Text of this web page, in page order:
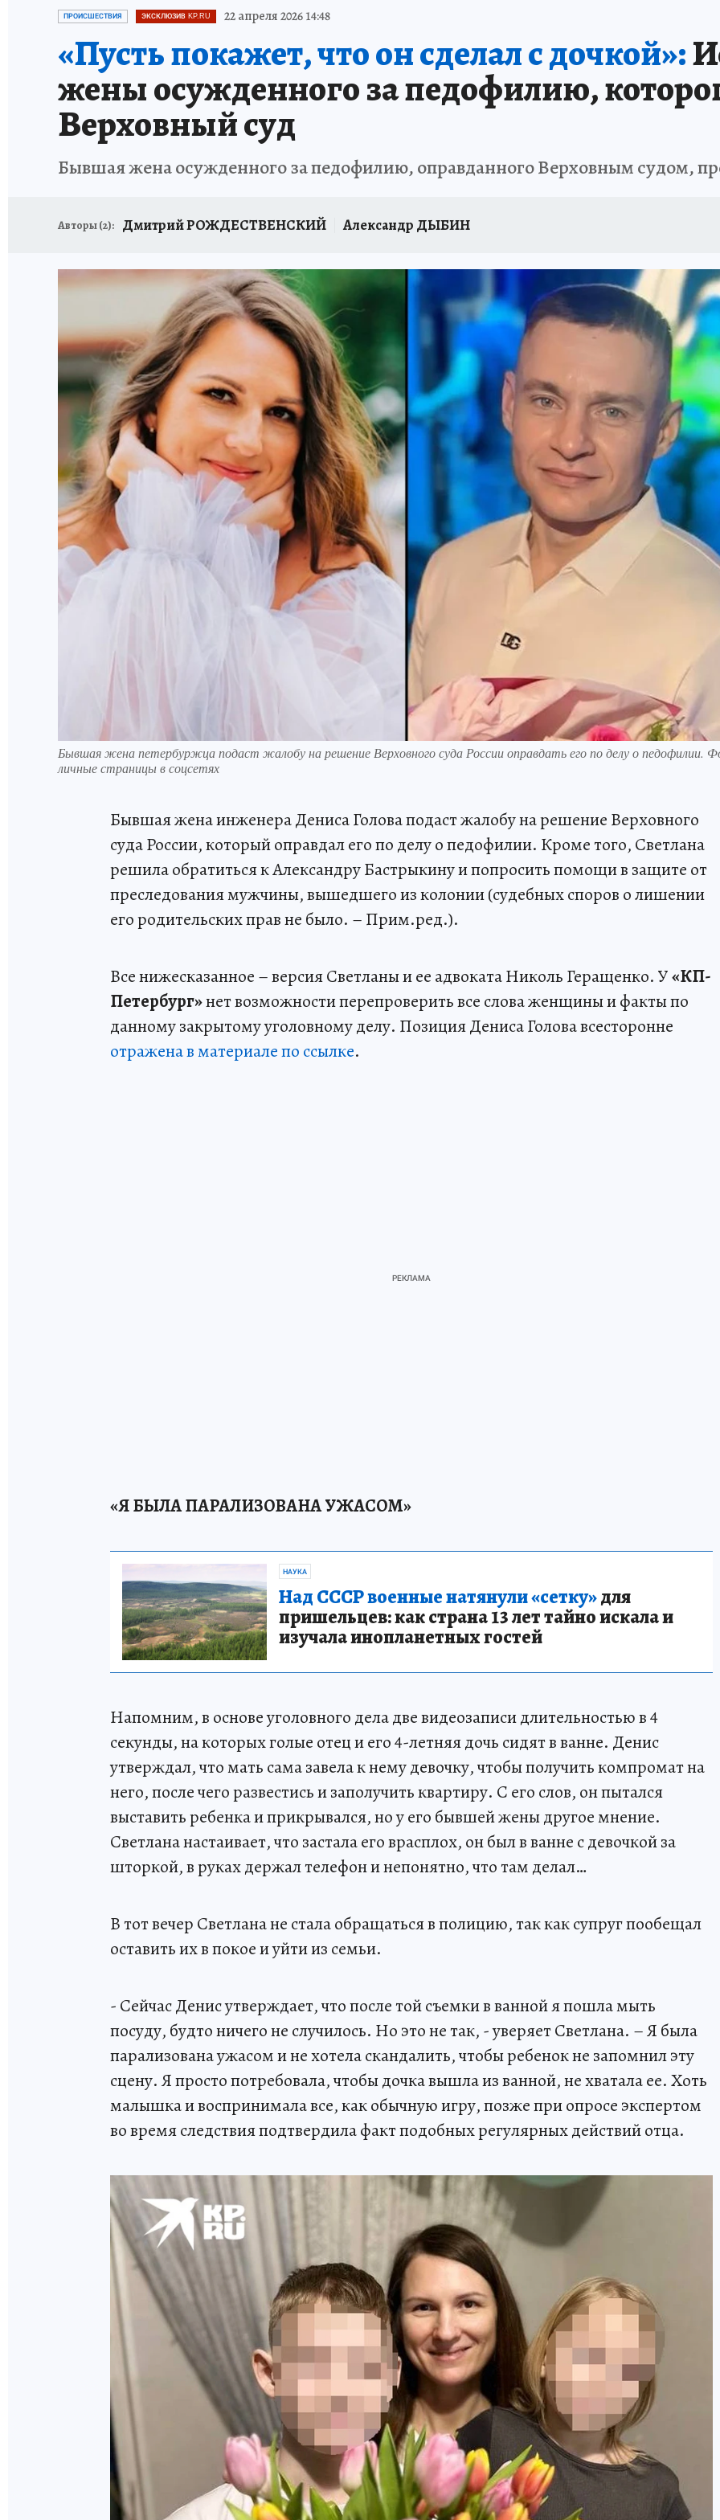
ПЕТЕРБУРГСКАЯ СТРОЙКА НЕИЗВЕСТНАЯ БЛОКАДА
ПРОИСШЕСТВИЯ ЭКСКЛЮЗИВ KP.RU 22 апреля 2026 14:48
«Пусть покажет, что он сделал с дочкой»:
жены осужденного за педофилию,
Верховный суд
Бывшая жена осужденного за педофилию, оправданного Верховным судом,
Авторы (2): Дмитрий РОЖДЕСТВЕНСКИЙ Александр ДЫБИН
Бывшая жена петербуржца подаст жалобу на решение Верховного суда России оправдать его по делу о педофилии.
личные страницы в соцсетях
Бывшая жена инженера Дениса Голова подаст жалобу на решение Верховного
суда России, который оправдал его по делу о педофилии. Кроме того, Светлана
решила обратиться к Александру Бастрыкину и попросить помощи в защите от
преследования мужчины, вышедшего из колонии (судебных споров о лишении
его родительских прав не было. – Прим.ред.).
Все нижесказанное – версия Светланы и ее адвоката Николь Геращенко. У«КП-
Петербург»нет возможности перепроверить все слова женщины и факты по
данному закрытому уголовному делу. Позиция Дениса Голова всесторонне
отражена в материале по ссылке.
«Я БЫЛА ПАРАЛИЗОВАНА УЖАСОМ»
НАУКА
Над СССР военные натянули «сетку»для
пришельцев: как страна 13 лет тайно искала и
изучала инопланетных гостей
Напомним, в основе уголовного дела две видеозаписи длительностью в 4
секунды, на которых голые отец и его 4-летняя дочь сидят в ванне. Денис
утверждал, что мать сама завела к нему девочку, чтобы получить компромат на
него, после чего развестись и заполучить квартиру. С его слов, он пытался
выставить ребенка и прикрывался, но у его бывшей жены другое мнение.
Светлана настаивает, что застала его врасплох, он был в ванне с девочкой за
шторкой, в руках держал телефон и непонятно, что там делал…
В тот вечер Светлана не стала обращаться в полицию, так как супруг пообещал
оставить их в покое и уйти из семьи.
- Сейчас Денис утверждает, что после той съемки в ванной я пошла мыть
посуду, будто ничего не случилось. Но это не так, - уверяет Светлана. – Я была
парализована ужасом и не хотела скандалить, чтобы ребенок не запомнил эту
сцену. Я просто потребовала, чтобы дочка вышла из ванной, не хватала ее. Хоть
малышка и воспринимала все, как обычную игру, позже при опросе экспертом
во время следствия подтвердила факт подобных регулярных действий отца.